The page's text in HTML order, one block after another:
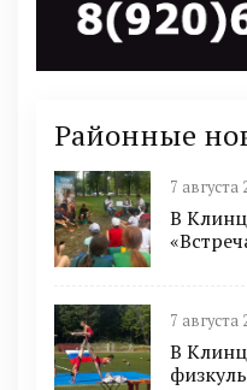
Районные
7 августа
В
7 августа
В